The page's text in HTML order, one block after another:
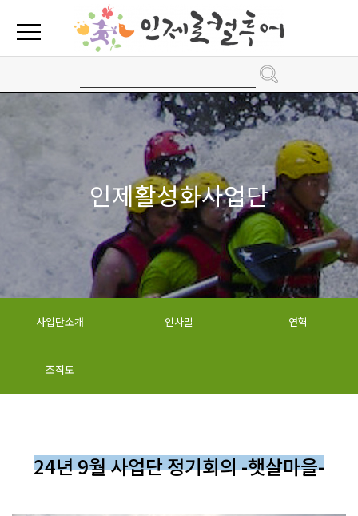
인제활성화사업단
사업단소개 인사말 연혁
조직도
24년 9월 사업단 정기회의 -햇살마을-